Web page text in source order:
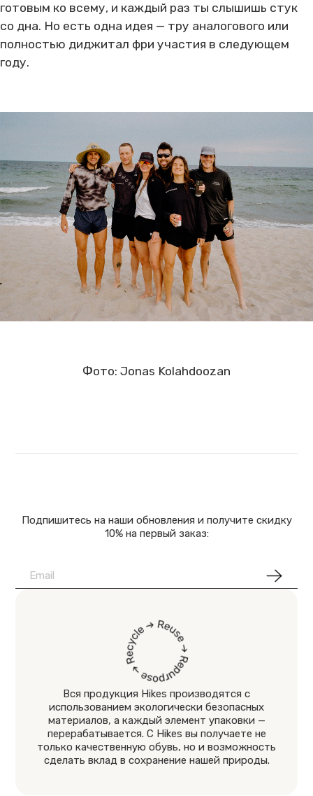
готовым ко всему, и каждый раз ты слышишь стук
со дна. Но есть одна идея — тру аналогового или
полностью диджитал фри участия в следующем
году.
Фото: Jonas Kolahdoozan
Подпишитесь на наши обновления и получите скидку
10% на первый заказ:
Вся продукция Hikes производятся с
использованием экологически безопасных
материалов, а каждый элемент упаковки —
перерабатывается. С Hikes вы получаете не
только качественную обувь, но и возможность
сделать вклад в сохранение нашей природы.